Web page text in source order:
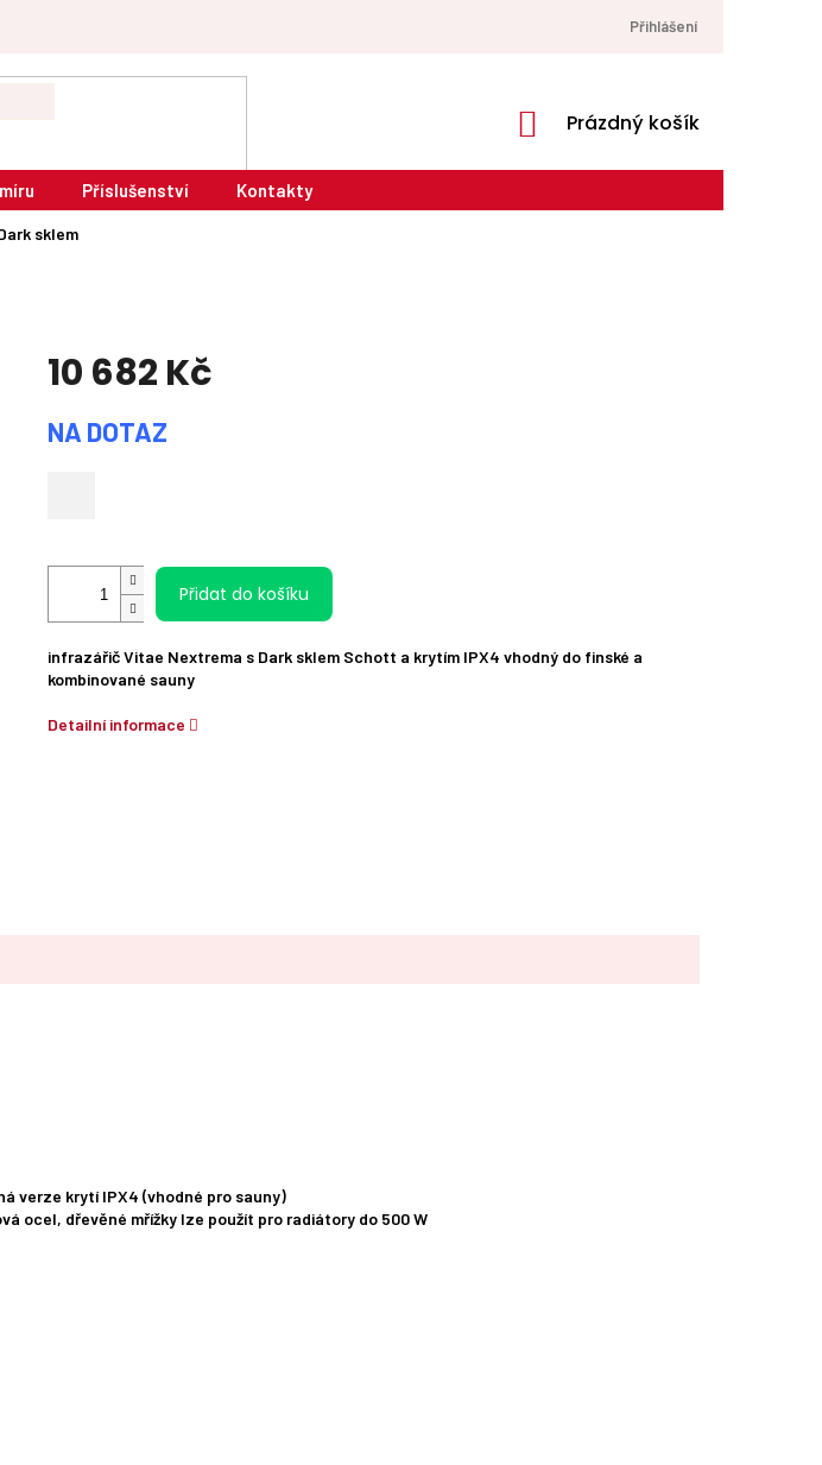
Přihlášení
NÁKUPNÍ
Prázdný košík
Příslušenství Kontakty
sklem
10 682 Kč
cena:
NA DOTAZ
Přidat do košíku
infrazářič Vitae Nextrema s Dark sklem Schott a krytím IPX4 vhodný do finské a
kombinované sauny
Detailní informace
verze krytí IPX4 (vhodné pro sauny)
ocel, dřevěné mřížky lze použít pro radiátory do 500 W